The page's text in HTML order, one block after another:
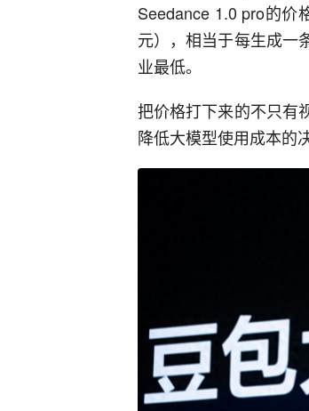
Seedance 1.0 pro的价
元），相当于每生成一
业最低。
把价格打下来的不只有
降低大模型使用成本的